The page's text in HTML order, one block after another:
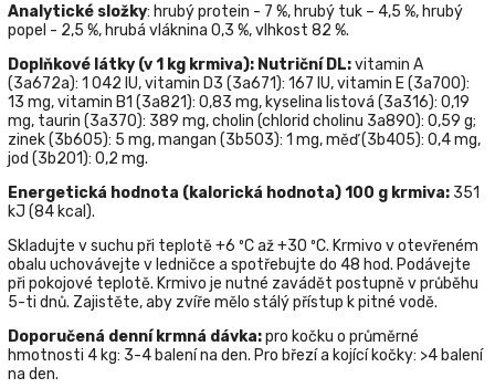
Analytické složky: hrubý protein - 7 %, hrubý tuk – 4,5 %, hrubý
popel - 2,5 %, hrubá vláknina 0,3 %, vlhkost 82 %.
Doplňkové látky (v 1 kg krmiva): Nutriční DL:vitamin A
(3а672а): 1 042 IU, vitamin D3 (3а671): 167 IU, vitamin Е (3а700):
13 mg, vitamin B1 (3а821): 0,83 mg, kyselina listová (3а316): 0,19
mg, taurin (3a370): 389 mg, cholin (chlorid cholinu 3а890): 0,59 g;
zinek(3b605): 5 mg, mangan (3b503): 1 mg, měď (3b405): 0,4 mg,
jod (3b201): 0,2 mg.
Energetická hodnota (kalorická hodnota) 100 g krmiva: 351
kJ (84 kcal).
Skladujte v suchu při teplotě +6 ºС až +30 ºС. Krmivo v otevřeném
obalu uchovávejte v ledničce a spotřebujte do 48 hod. Podávejte
při pokojové teplotě. Krmivo je nutné zavádět postupně v průběhu
5-ti dnů. Zajistěte, aby zvíře mělo stálý přístup k pitné vodě.
Doporučená denní krmná dávka:pro kočku o průměrné
hmotnosti 4 kg: 3-4 balení na den. Pro březí a kojící kočky: >4 balení
na den.